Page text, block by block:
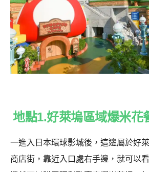
地點1.好萊塢區域爆米花
一進入日本環球影城後，這邊屬於好
商店街，靠近入口處右手邊，就可以